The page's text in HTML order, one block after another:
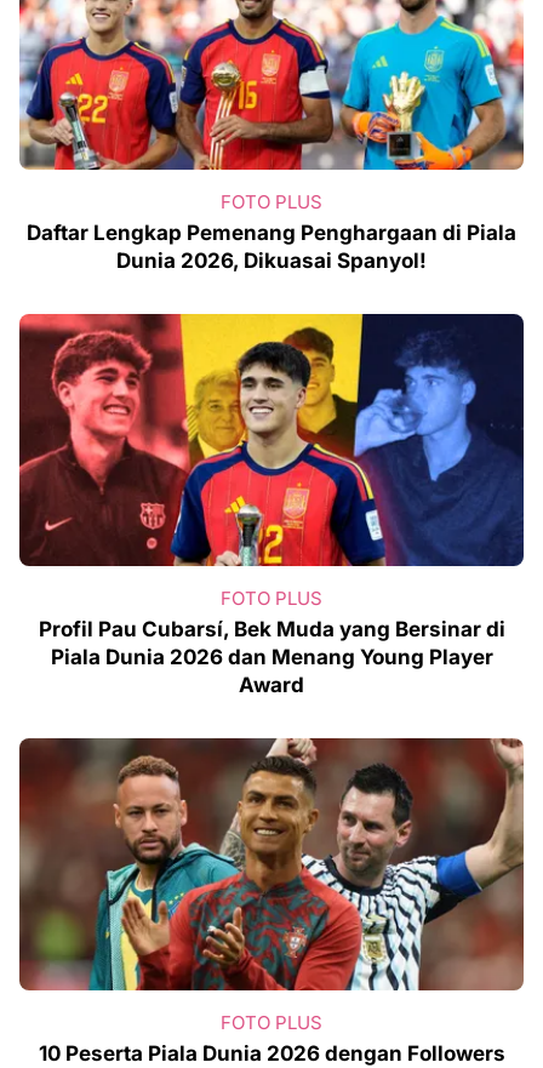
FOTO PLUS
Daftar Lengkap Pemenang Penghargaan di Piala
Dunia 2026, Dikuasai Spanyol!
FOTO PLUS
Profil Pau Cubarsí, Bek Muda yang Bersinar di
Piala Dunia 2026 dan Menang Young Player
Award
FOTO PLUS
10 Peserta Piala Dunia 2026 dengan Followers